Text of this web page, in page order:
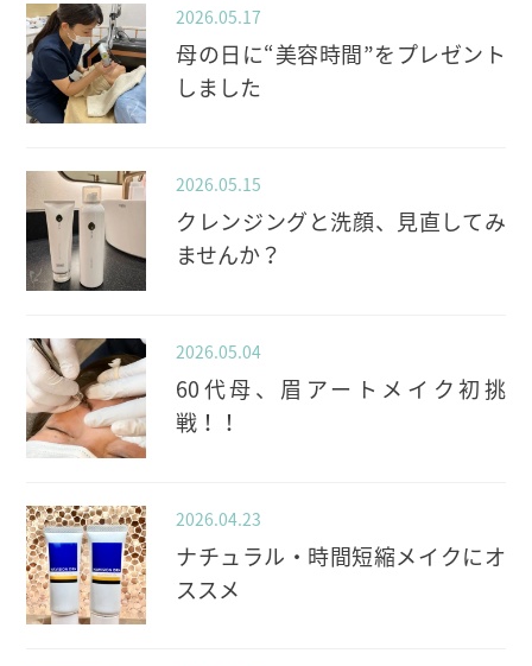
2026.05.17
母の日に“美容時間”をプレゼント
しました
2026.05.15
クレンジングと洗顔、見直してみ
ませんか？
2026.05.04
60代母、眉アートメイク初挑
戦！！
2026.04.23
ナチュラル・時間短縮メイクにオ
ススメ